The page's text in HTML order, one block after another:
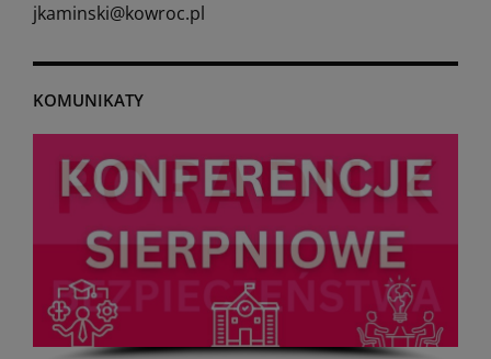
jkaminski@kowroc.pl
KOMUNIKATY